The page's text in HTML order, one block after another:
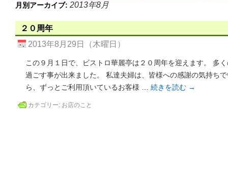
月別アーカイブ: 2013年8月
２０周年
2013年8月29日（木曜日）
この９月１日で、ビストロ華麗亭は２０周年を迎えます。 多
過ごす事が出来ました。 私達夫婦は、皆様への感謝の気持ち
ら、ずっとご利用頂いているお客様 … 続きを読む →
カテゴリー: お店のこと